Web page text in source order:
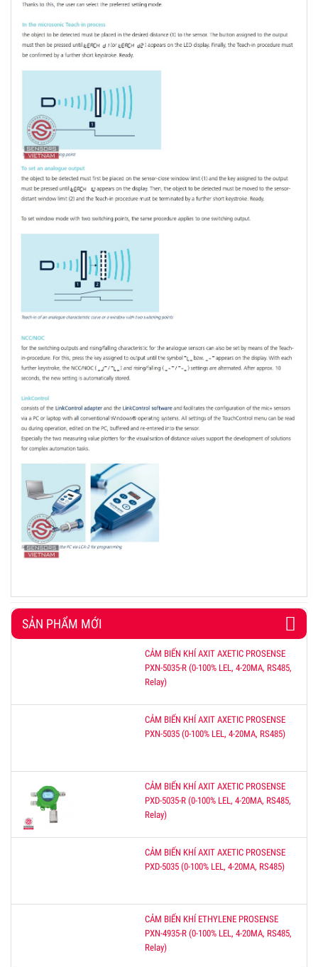
SẢN PHẨM MỚI
CẢM BIẾN KHÍ AXIT AXETIC PROSENSE
PXN-5035-R (0-100% LEL, 4-20MA, RS485,
Relay)
CẢM BIẾN KHÍ AXIT AXETIC PROSENSE
PXN-5035 (0-100% LEL, 4-20MA, RS485)
CẢM BIẾN KHÍ AXIT AXETIC PROSENSE
PXD-5035-R (0-100% LEL, 4-20MA, RS485,
Relay)
CẢM BIẾN KHÍ AXIT AXETIC PROSENSE
PXD-5035 (0-100% LEL, 4-20MA, RS485)
CẢM BIẾN KHÍ ETHYLENE PROSENSE
PXN-4935-R (0-100% LEL, 4-20MA, RS485,
Relay)